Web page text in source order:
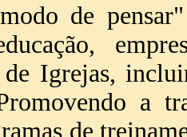
de
de Igrejas,
a
de